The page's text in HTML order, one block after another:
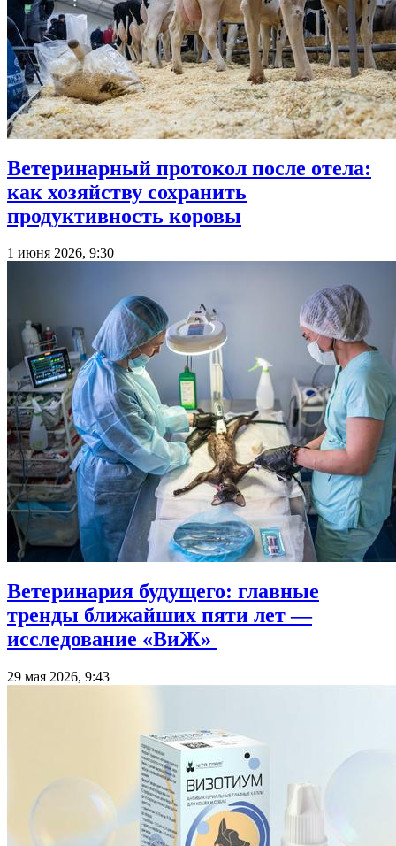
Ветеринарный протокол после отела:
как хозяйству сохранить
продуктивность коровы
1 июня 2026, 9:30
Ветеринария будущего: главные
тренды ближайших пяти лет —
исследование «ВиЖ»
29 мая 2026, 9:43